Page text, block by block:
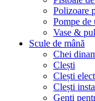
Polizoare
Pompe de
Vase &
Scule de mână
Chei
Clești
Clești
Clești
Genți